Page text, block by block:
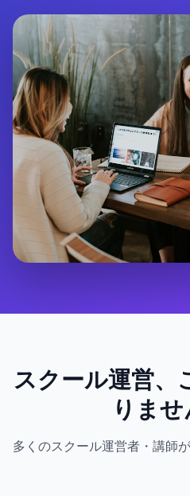
スクール運営、
りま
多くのスクール運営者・講師